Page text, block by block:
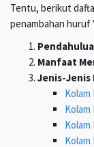
Tentu, berikut
penambahan
Manfaat
Jenis-Jenis
Kolam
Kolam
Kolam
Kolam